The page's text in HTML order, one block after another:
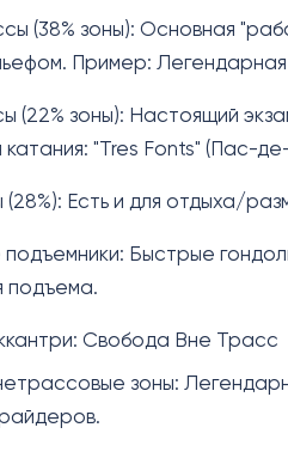
(38% зоны): Основная
Пример: Легендарная
(22% зоны): Настоящий
катания: "Tres Fonts" (Пас-
Есть и для отдыха/
Быстрые
подъема.
Свобода Вне Трасс
зоны: